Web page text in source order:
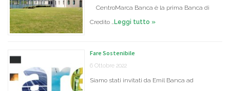
CentroMarca Banca è la prima Banca di
Credito … Leggi tutto »
Fare Sostenibile
6 Ottobre 2022
Siamo stati invitati da Emil Banca ad